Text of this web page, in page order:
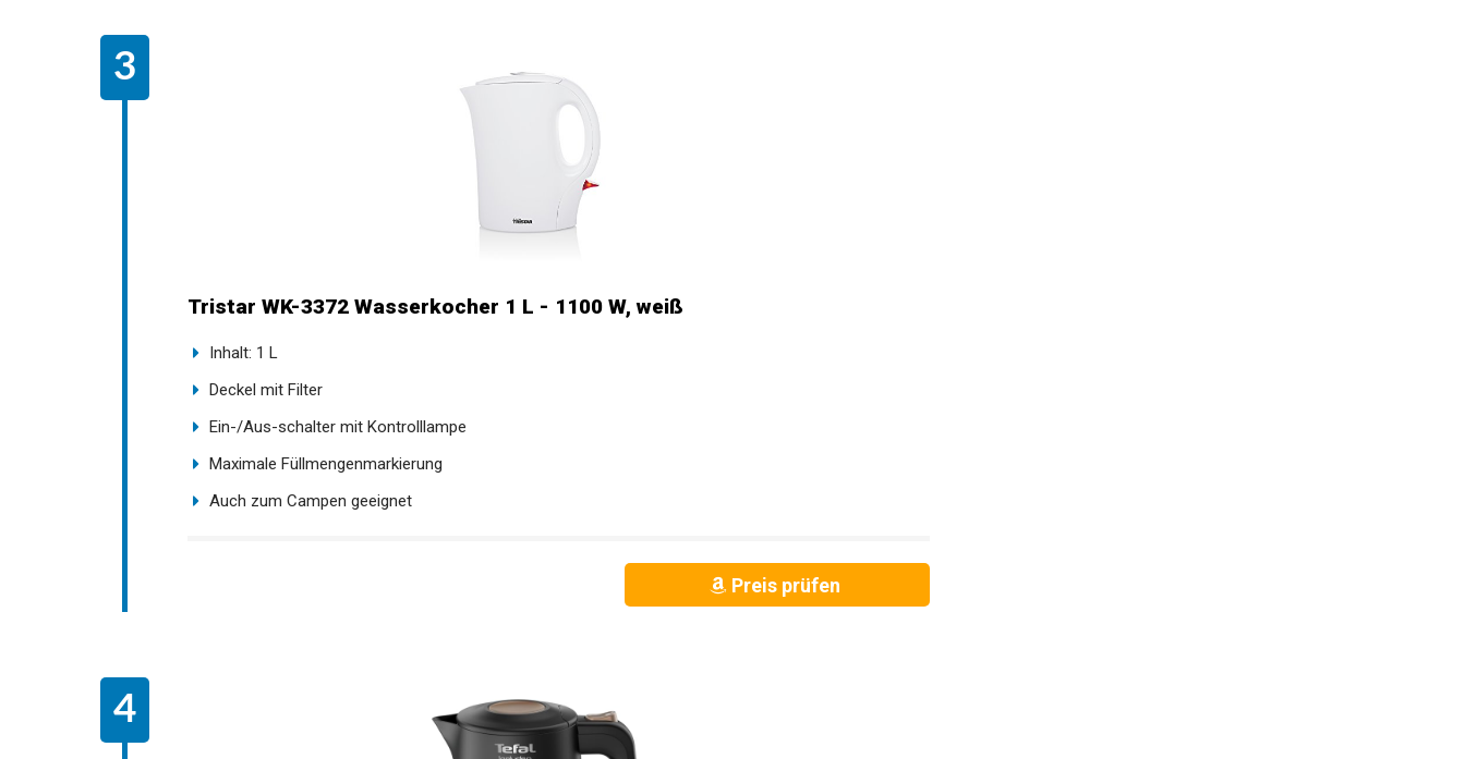
Tristar WK-3372 Wasserkocher 1 L - 1100 W, weiß
Inhalt: 1 L
Deckel mit Filter
Ein-/Aus-schalter mit Kontrolllampe
Maximale Füllmengenmarkierung
Auch zum Campen geeignet
Preis prüfen